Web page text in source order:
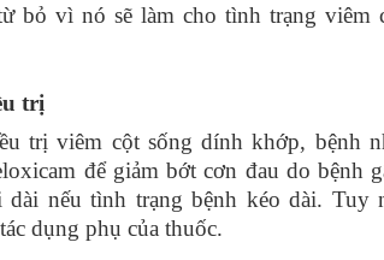
bỏ vì nó sẽ làm cho tình trạng viêm
trị
trị viêm cột sống dính khớp, bệnh
để giảm bớt cơn đau do bệnh
nếu tình trạng bệnh kéo dài. Tuy
dụng phụ của thuốc.